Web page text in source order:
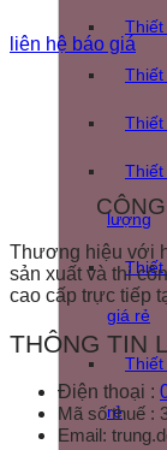
Thiết
Thiết
Thiết
Thiết
lượng
Thiết
giá rẻ
Thiết
rẻ
liên hệ báo giá
Thương hiệu với
sản xuất và thi
cao cấp trực tiếp
THÔNG TIN
Điện thoại :
Mã số thuế :
Email: